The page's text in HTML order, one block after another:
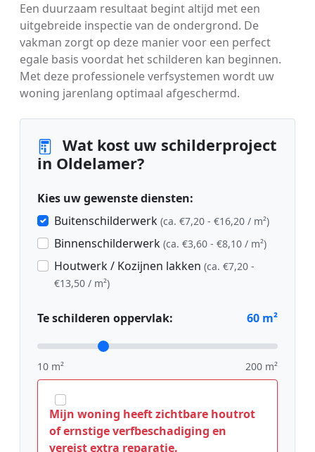
Een duurzaam resultaat begint altijd met een
uitgebreide inspectie van de ondergrond. De
vakman zorgt op deze manier voor een perfect
egale basis voordat het schilderen kan beginnen.
Met deze professionele verfsystemen wordt uw
woning jarenlang optimaal afgeschermd.
Wat kost uw schilderproject
in Oldelamer?
Kies uw gewenste diensten:
Buitenschilderwerk (ca. €7,20 - €16,20 / m²)
Binnenschilderwerk (ca. €3,60 - €8,10 / m²)
Houtwerk / Kozijnen lakken (ca. €7,20 -
€13,50 / m²)
Te schilderen oppervlak: 60 m²
10 m² 200 m²
Mijn woning heeft zichtbare houtrot
of ernstige verfbeschadiging en
vereist extra reparatie.